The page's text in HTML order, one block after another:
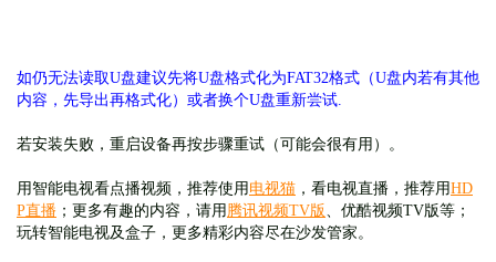
如仍无法读取U盘建议先将U盘格式化为FAT32格式（U盘内若有其他
内容，先导出再格式化）或者换个U盘重新尝试.
若安装失败，重启设备再按步骤重试（可能会很有用）。
用智能电视看点播视频，推荐使用 电视猫 ，看电视直播，推荐用HD
P直播 ；更多有趣的内容，请用 腾讯视频TV版 、优酷视频TV版等；
玩转智能电视及盒子，更多精彩内容尽在沙发管家。